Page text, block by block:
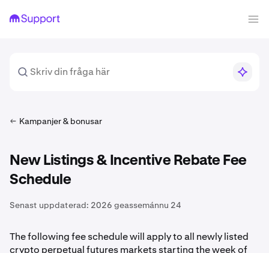
Kampanjer & bonusar
New Listings & Incentive Rebate Fee
Schedule
Senast uppdaterad: 2026 geassemánnu 24
The following fee schedule will apply to all newly listed
crypto perpetual futures markets starting the week of